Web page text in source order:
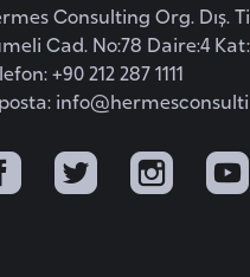
Consulting Org. Dış.
Cad. No:78 Daire:4
+90 212 287 1111